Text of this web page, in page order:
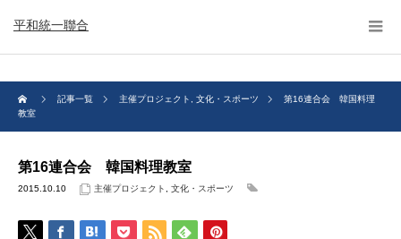
平和統一聯合
記事一覧 主催プロジェクト 文化・スポーツ
第16連合会 韓国料理
教室
第16連合会 韓国料理教室
2015.10.10 主催プロジェクト 文化・スポーツ